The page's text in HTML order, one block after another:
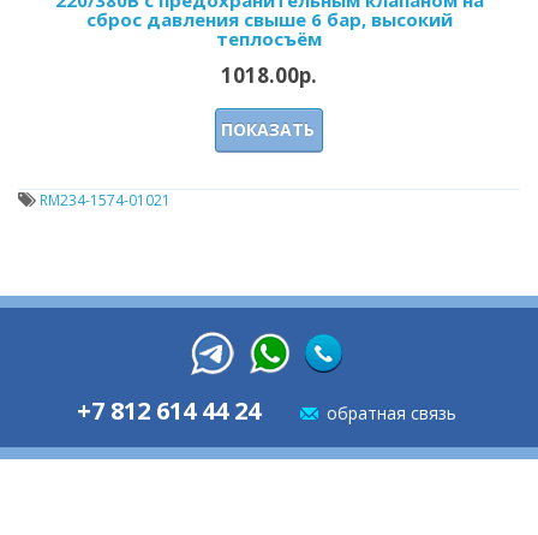
сброс давления свыше 6 бар, высокий
теплосъём
1018.00р.
ПОКАЗАТЬ
RM234-1574-01021
+7 812 614 44 24 обратная связь